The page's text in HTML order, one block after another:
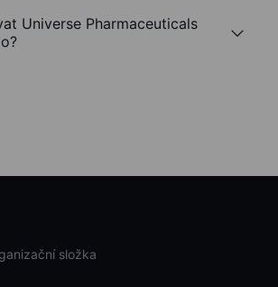
Universe Pharmaceuticals
složka